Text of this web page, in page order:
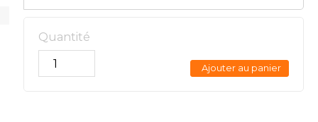
Quantité
Ajouter au panier